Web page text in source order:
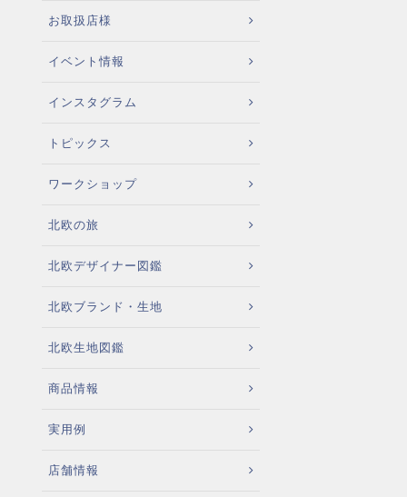
お取扱店様
イベント情報
インスタグラム
トピックス
ワークショップ
北欧の旅
北欧デザイナー図鑑
北欧ブランド・生地
北欧生地図鑑
商品情報
実用例
店舗情報